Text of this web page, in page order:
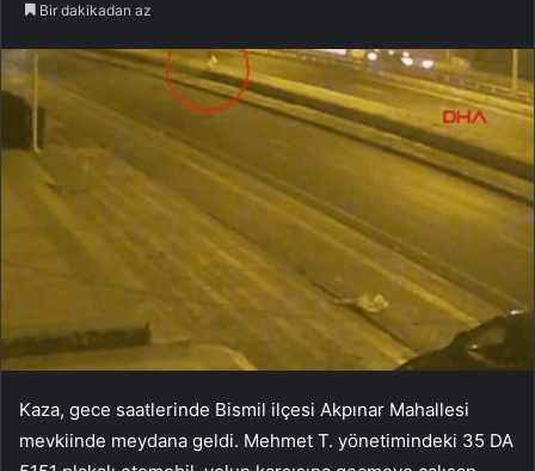
Bir dakikadan az
Kaza, gece saatlerinde Bismil ilçesi Akpınar Mahallesi
mevkiinde meydana geldi. Mehmet T. yönetimindeki 35 DA